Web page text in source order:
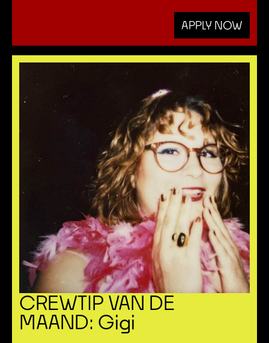
APPLY NOW
CREWTIP VAN DE
MAAND: Gigi